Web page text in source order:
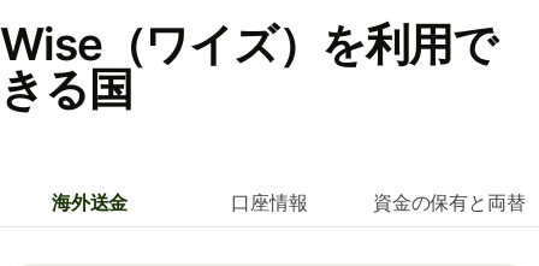
Wise（ワイズ）を利用で
きる国
海外送金 口座情報 資金の保有と両替